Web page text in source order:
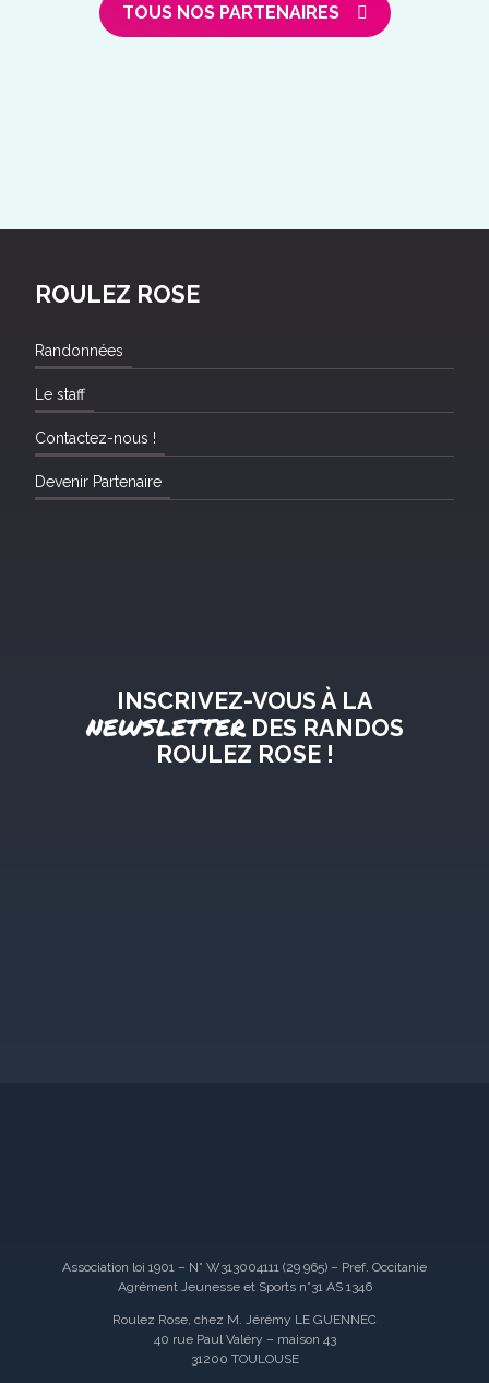
TOUS NOS PARTENAIRES
ROULEZ ROSE
Randonnées
Le staff
Contactez-nous !
Devenir Partenaire
INSCRIVEZ-VOUS À LA
NEWSLETTERDES RANDOS
ROULEZ ROSE !
Association loi 1901 – N° W313004111 (29 965) – Pref. Occitanie
Agrément Jeunesse et Sports n°31 AS 1346
Roulez Rose, chez M. Jérémy LE GUENNEC
40 rue Paul Valéry – maison 43
31200 TOULOUSE